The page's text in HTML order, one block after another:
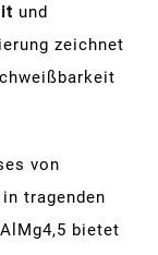
und
zeichnet
von
tragenden
bietet